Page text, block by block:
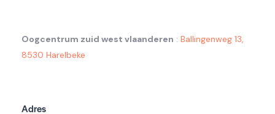
Oogcentrum zuid west vlaanderen : Ballingenweg 13,
8530 Harelbeke
Adres